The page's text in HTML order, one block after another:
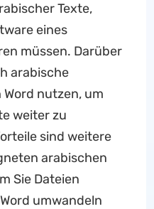
Texte,
eines
müssen. Darüber
arabische
nutzen, um
weiter zu
sind weitere
arabischen
Sie Dateien
umwandeln